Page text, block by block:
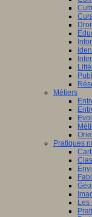
Métiers
Pratiques
Les